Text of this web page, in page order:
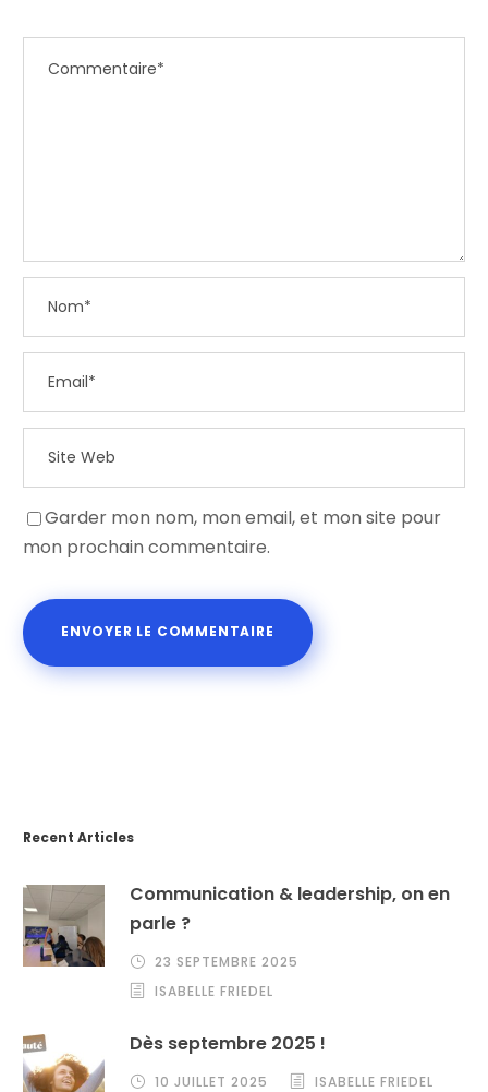
Garder mon nom, mon email, et mon site pour
mon prochain commentaire.
Recent Articles
Communication & leadership, on en
parle ?
23 SEPTEMBRE 2025
ISABELLE FRIEDEL
Dès septembre 2025 !
10 JUILLET 2025 ISABELLE FRIEDEL